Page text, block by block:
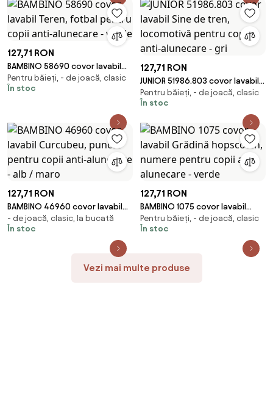
127,71 RON
BAMBINO 58690 covor lavabil
Teren, fotbal pentru copii anti-
alunecare - verde
Pentru băieți, - de joacă, clasic
În stoc
127,71 RON
JUNIOR 51986.803 covor lavabil
Sine de tren, locomotivă
pentru copii anti-alunecare -
Pentru băieți, - de joacă, clasic
În stoc
127,71 RON
BAMBINO 46960 covor lavabil
Curcubeu, puncte pentru copii
anti-alunecare - alb / maro
- de joacă, clasic, la bucată
În stoc
127,71 RON
BAMBINO 1075 covor lavabil
Grădină hopscotch, numere
pentru copii anti-alunecare -
Pentru băieți, - de joacă, clasic
În stoc
Vezi mai multe produse